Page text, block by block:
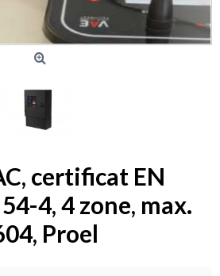
certificat EN
4, 4 zone, max.
Proel